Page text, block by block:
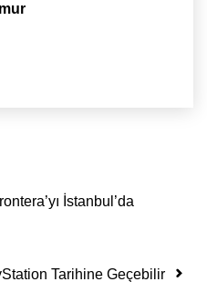
İstanbul’da
Tarihine Geçebilir